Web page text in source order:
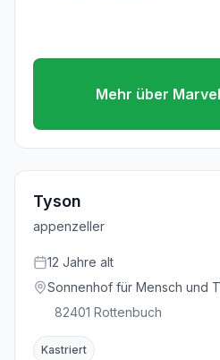
Mehr über Marvel
Tyson
appenzeller
12 Jahre alt
Sonnenhof für Mensch und
Deutschen Tierschutzbund
82401 Rottenbuch
Kastriert